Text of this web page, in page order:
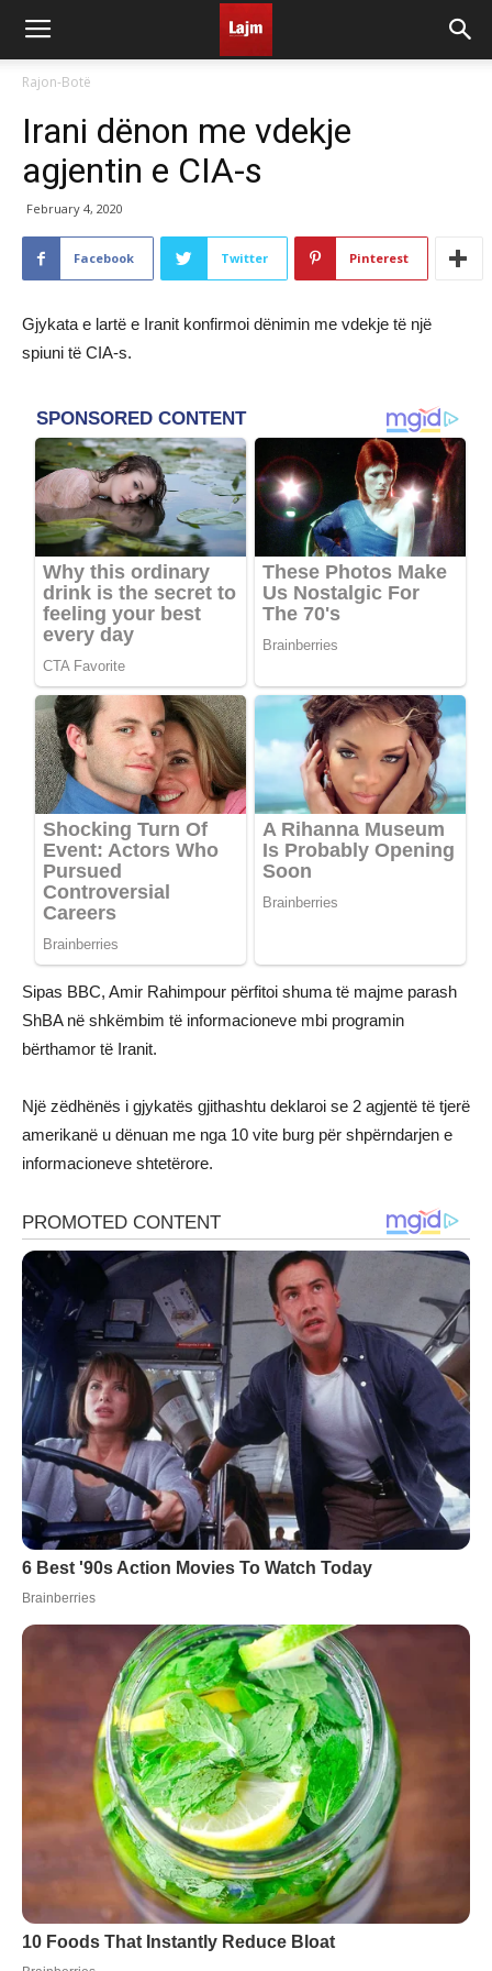
Rajon-Botë
Irani dënon me vdekje
agjentin e CIA-s
February 4, 2020
Facebook Twitter Pinterest
Gjykata e lartë e Iranit konfirmoi dënimin me vdekje të një
spiuni të CIA-s.
Sipas BBC, Amir Rahimpour përfitoi shuma të majme parash
ShBA në shkëmbim të informacioneve mbi programin
bërthamor të Iranit.
Një zëdhënës i gjykatës gjithashtu deklaroi se 2 agjentë të tjerë
amerikanë u dënuan me nga 10 vite burg për shpërndarjen e
informacioneve shtetërore.